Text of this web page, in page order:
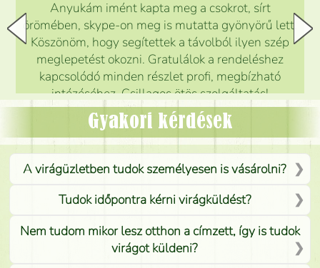
Anyukám imént kapta meg a csokrot, sírt
örömében, skype-on meg is mutatta gyönyörű lett.
Köszönöm, hogy segítettek a távolból ilyen szép
meglepetést okozni. Gratulálok a rendeléshez
kapcsolódó minden részlet profi, megbízható
intézéséhez. Csillagos ötös szolgáltatás!
Mónika
Gyakori kérdések
A virágüzletben tudok személyesen is vásárolni?
Tudok időpontra kérni virágküldést?
Nem tudom mikor lesz otthon a címzett, így is tudok
virágot küldeni?